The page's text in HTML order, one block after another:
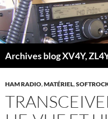
Aller
au
contenu
Archives blog XV4Y,
HAM RADIO,MATÉRIEL,